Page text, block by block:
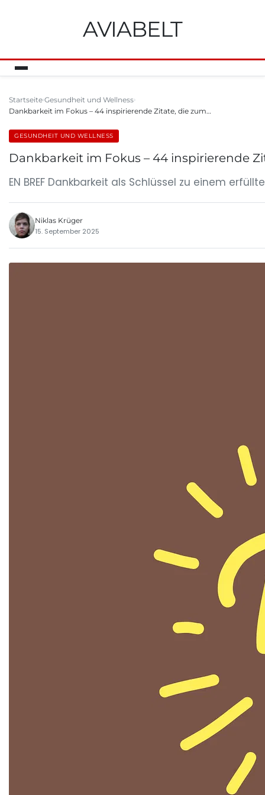
AVIABELT
Startseite Gesundheit und Wellness
Dankbarkeit im Fokus – 44 inspirierende Zitate, die zum…
GESUNDHEIT UND WELLNESS
Dankbarkeit im Fokus – 44 inspirierende
EN BREF Dankbarkeit als Schlüssel zu einem
Niklas Krüger
15. September 2025